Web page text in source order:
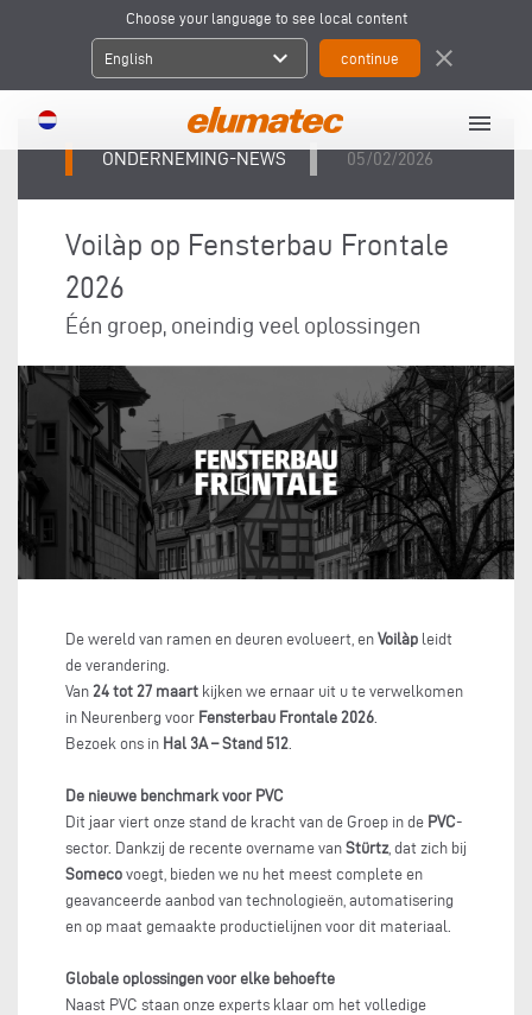
Choose your language to see local content
English expand_more close
menu
ONDERNEMING-NEWS 05/02/2026
Voilàp op Fensterbau Frontale
2026
Één groep, oneindig veel oplossingen
De wereld van ramen en deuren evolueert, en Voilàp leidt
de verandering.
Van 24 tot 27 maart kijken we ernaar uit u te verwelkomen
in Neurenberg voor Fensterbau Frontale 2026
Bezoek ons in Hal 3A – Stand 512
De nieuwe benchmark voor PVC
Dit jaar viert onze stand de kracht van de Groep in de PVC-
sector. Dankzij de recente overname van Stürtz , dat zich bij
Someco voegt, bieden we nu het meest complete en
geavanceerde aanbod van technologieën, automatisering
en op maat gemaakte productielijnen voor dit materiaal.
Globale oplossingen voor elke behoefte
Naast PVC staan onze experts klaar om het volledige